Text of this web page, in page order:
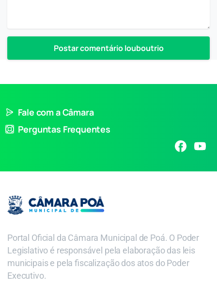
Fale com a Câmara
Perguntas Frequentes
Portal Oficial da Câmara Municipal de Poá. O Poder
Legislativo é responsável pela elaboração das leis
municipais e pela fiscalização dos atos do Poder
Executivo.